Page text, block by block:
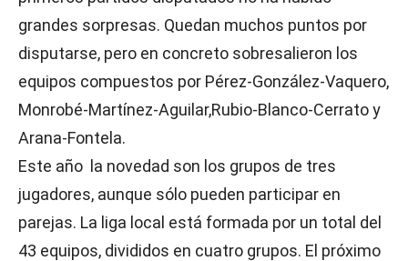
grandes sorpresas. Quedan muchos puntos por
disputarse, pero en concreto sobresalieron los
equipos compuestos por Pérez-González-Vaquero,
Monrobé-Martínez-Aguilar,Rubio-Blanco-Cerrato y
Arana-Fontela.
Este año la novedad son los grupos de tres
jugadores, aunque sólo pueden participar en
parejas. La liga local está formada por un total del
43 equipos, divididos en cuatro grupos. El próximo